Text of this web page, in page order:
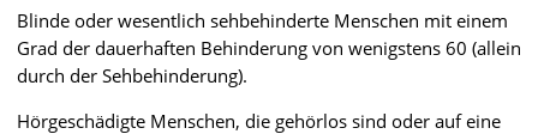
Blinde oder wesentlich sehbehinderte Menschen mit einem
Grad der dauerhaften Behinderung von wenigstens 60 (allein
durch der Sehbehinderung).
Hörgeschädigte Menschen, die gehörlos sind oder auf eine